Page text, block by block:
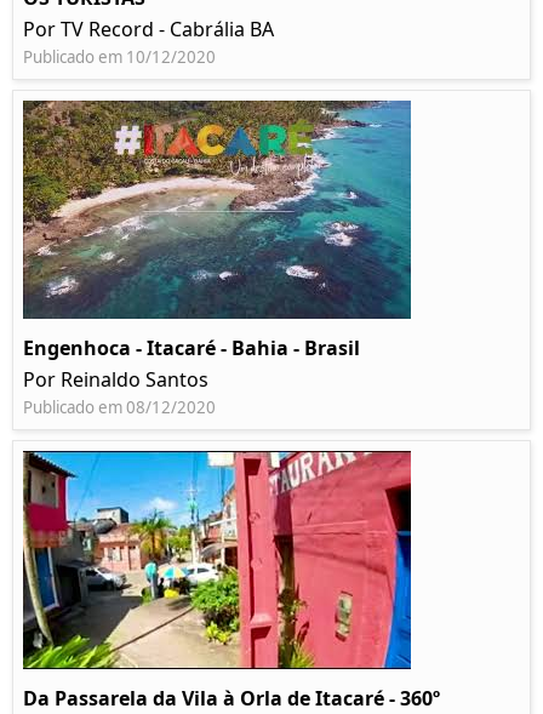
Por TV Record - Cabrália BA
Publicado em 10/12/2020
Engenhoca - Itacaré - Bahia - Brasil
Por Reinaldo Santos
Publicado em 08/12/2020
Da Passarela da Vila à Orla de Itacaré - 360º